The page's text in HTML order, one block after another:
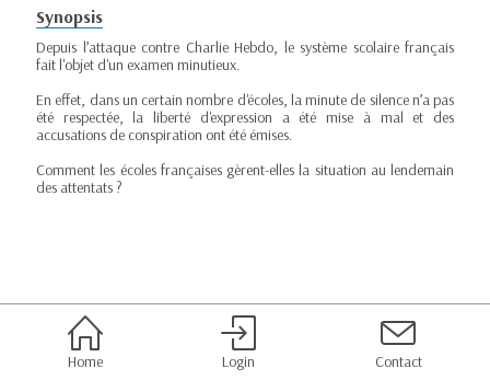
Synopsis
Depuis l’attaque contre Charlie Hebdo, le système scolaire français
fait l'objet d'un examen minutieux.
En effet, dans un certain nombre d'écoles, la minute de silence n’a pas
été respectée, la liberté d'expression a été mise à mal et des
accusations de conspiration ont été émises.
Comment les écoles françaises gèrent-elles la situation au lendemain
des attentats ?
Home Login Contact